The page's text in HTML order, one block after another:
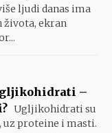
ljudi danas ima
života, ekran
–
Ugljikohidrati su
proteine i masti.